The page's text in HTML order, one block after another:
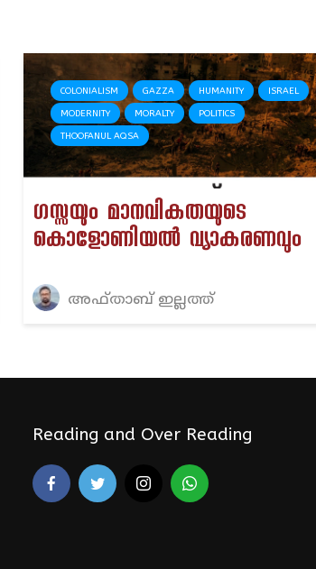
COLONIALISM GAZZA HUMANITY ISRAEL
MODERNITY MORALTY POLITICS
THOOFANUL AQSA
ഗസ്സയും മാനവികതയുടെ
കൊളോണിയൽ വ്യാകരണവും
അഫ്താബ് ഇല്ലത്ത്
Reading and Over Reading